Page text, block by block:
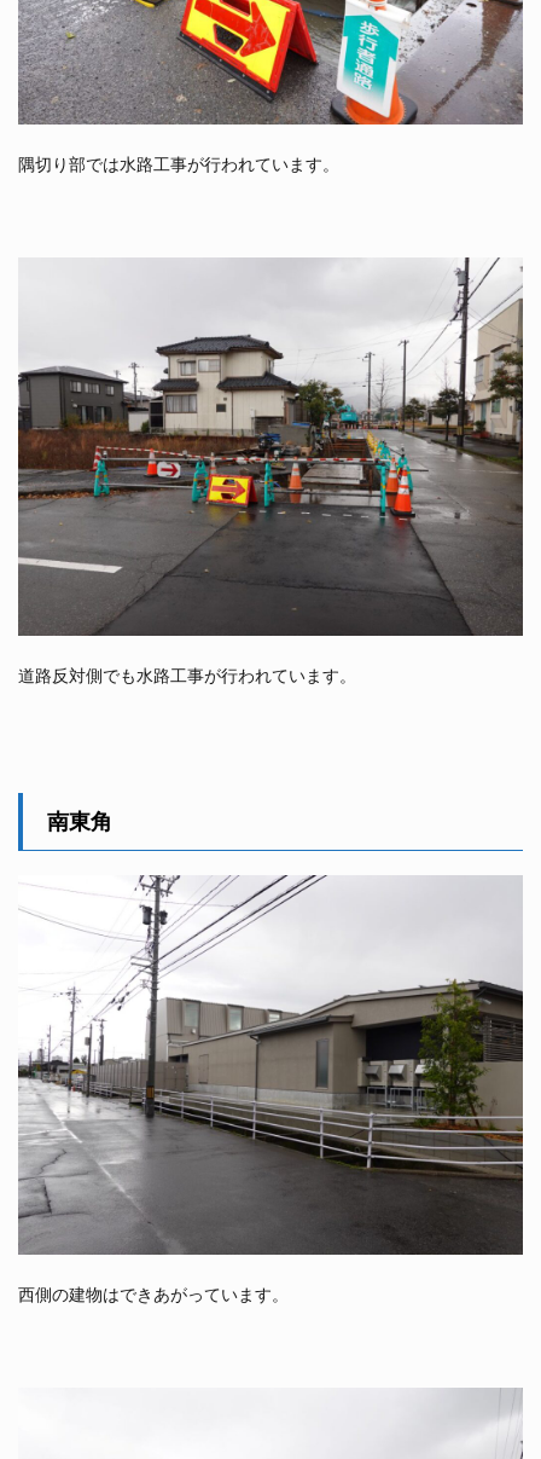
隅切り部では水路工事が行われています。
道路反対側でも水路工事が行われています。
南東角
西側の建物はできあがっています。